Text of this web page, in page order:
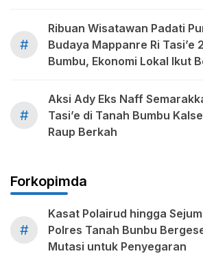
#
Ribuan Wisatawan Padati
Budaya Mappanre Ri Tasi’e
Bumbu, Ekonomi Lokal Ikut
#
Aksi Ady Eks Naff
Tasi’e di Tanah Bumbu
Raup Berkah
Forkopimda
#
Kasat Polairud hingga
Polres Tanah Bunbu
Mutasi untuk Penyegaran